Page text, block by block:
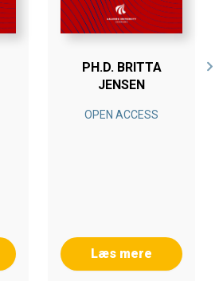
PH.D. BRITTA
JENSEN
OPEN ACCESS
Læs mere